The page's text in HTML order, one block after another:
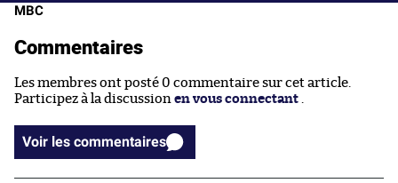
MBC
Commentaires
Les membres ont posté 0 commentaire sur cet article.
Participez à la discussion en vous connectant
Voir les commentaires